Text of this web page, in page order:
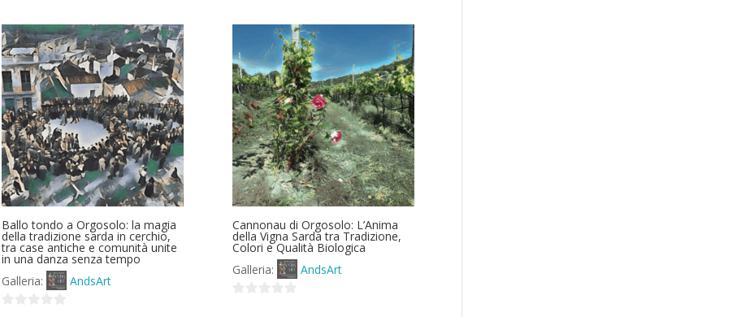
5
Ballo tondo a Orgosolo: la magia
della tradizione sarda in cerchio,
tra case antiche e comunità unite
in una danza senza tempo
Galleria:
AndsArt
Cannonau di Orgosolo: L’Anima
della Vigna Sarda tra Tradizione,
Colori e Qualità Biologica
Galleria:
AndsArt